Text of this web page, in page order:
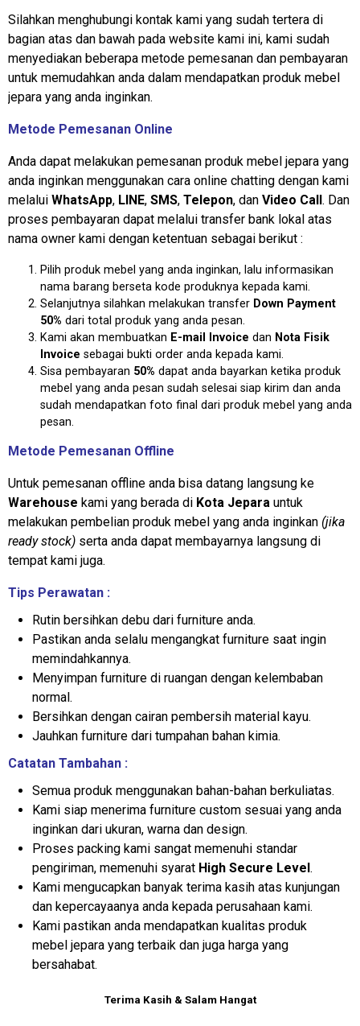
Silahkan menghubungi kontak kami yang sudah tertera di
bagian atas dan bawah pada website kami ini, kami sudah
menyediakan beberapa metode pemesanan dan pembayaran
untuk memudahkan anda dalam mendapatkan produk mebel
jepara yang anda inginkan.
Metode Pemesanan Online
Anda dapat melakukan pemesanan produk mebel jepara yang
anda inginkan menggunakan cara online chatting dengan kami
melalui WhatsApp, LINE, SMS, Telepon, dan Video Call. Dan
proses pembayaran dapat melalui transfer bank lokal atas
nama owner kami dengan ketentuan sebagai berikut :
Pilih produk mebel yang anda inginkan, lalu informasikan
nama barang berseta kode produknya kepada kami.
Selanjutnya silahkan melakukan transfer Down Payment
50% dari total produk yang anda pesan.
Kami akan membuatkan E-mail Invoice dan Nota Fisik
Invoice sebagai bukti order anda kepada kami.
Sisa pembayaran 50% dapat anda bayarkan ketika produk
mebel yang anda pesan sudah selesai siap kirim dan anda
sudah mendapatkan foto final dari produk mebel yang anda
pesan.
Metode Pemesanan Offline
Untuk pemesanan offline anda bisa datang langsung ke
Warehouse kami yang berada di Kota Jepara untuk
melakukan pembelian produk mebel yang anda inginkan (jika
ready stock) serta anda dapat membayarnya langsung di
tempat kami juga.
Tips Perawatan :
Rutin bersihkan debu dari furniture anda.
Pastikan anda selalu mengangkat furniture saat ingin
memindahkannya.
Menyimpan furniture di ruangan dengan kelembaban
normal.
Bersihkan dengan cairan pembersih material kayu.
Jauhkan furniture dari tumpahan bahan kimia.
Catatan Tambahan :
Semua produk menggunakan bahan-bahan berkuliatas.
Kami siap menerima furniture custom sesuai yang anda
inginkan dari ukuran, warna dan design.
Proses packing kami sangat memenuhi standar
pengiriman, memenuhi syarat High Secure Level.
Kami mengucapkan banyak terima kasih atas kunjungan
dan kepercayaanya anda kepada perusahaan kami.
Kami pastikan anda mendapatkan kualitas produk
mebel jepara yang terbaik dan juga harga yang
bersahabat.
Terima Kasih & Salam Hangat